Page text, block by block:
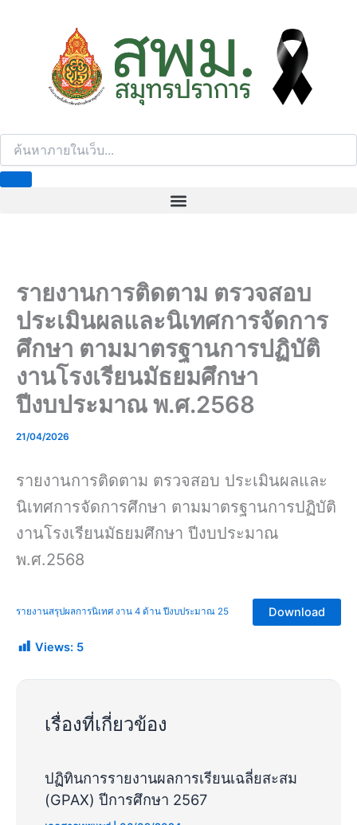
รายงานการติดตาม ตรวจสอบ
ประเมินผลและนิเทศการจัดการ
ศึกษา ตามมาตรฐานการปฏิบัติ
งานโรงเรียนมัธยมศึกษา
ปีงบประมาณ พ.ศ.2568
21/04/2026
รายงานการติดตาม ตรวจสอบ ประเมินผลและ
นิเทศการจัดการศึกษา ตามมาตรฐานการปฏิบัติ
งานโรงเรียนมัธยมศึกษา ปีงบประมาณ
พ.ศ.2568
รายงานสรุปผลการนิเทศ งาน 4 ด้าน ปีงบประมาณ 25 Download
Views: 5
เรื่องที่เกี่ยวข้อง
ปฏิทินการรายงานผลการเรียนเฉลี่ยสะสม
(GPAX) ปีการศึกษา 2567
r
c
h